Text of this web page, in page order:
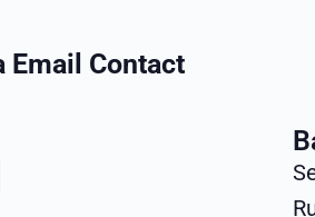
Email Contact